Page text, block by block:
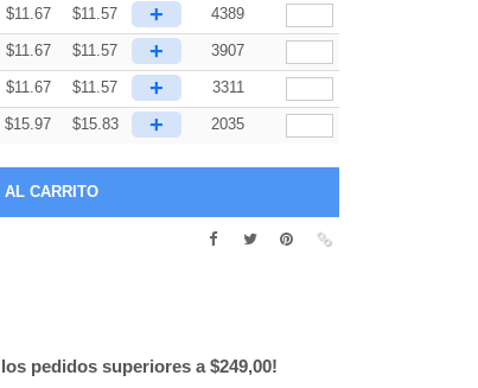
$11.67 $11.57 + 4389
$11.67 $11.57 + 3907
$11.67 $11.57 + 3311
$15.97 $15.83 + 2035
pedidos superiores a $249,00!